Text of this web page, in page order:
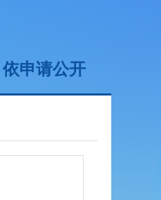
依申请公开